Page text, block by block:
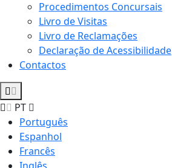
Procedimentos Concursais
Livro de Visitas
Livro de Reclamações
Declaração de Acessibilidade
Contactos
PT
Português
Espanhol
Francês